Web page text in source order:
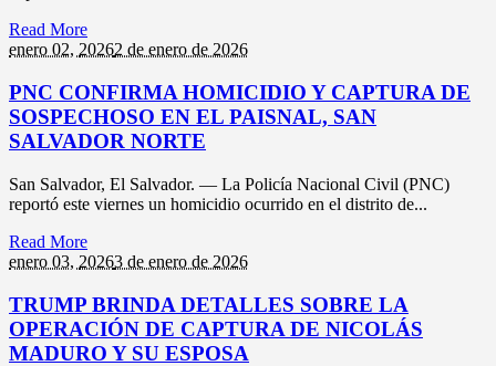
Read More
enero 02, 20262 de enero de 2026
PNC CONFIRMA HOMICIDIO Y CAPTURA DE
SOSPECHOSO EN EL PAISNAL, SAN
SALVADOR NORTE
San Salvador, El Salvador. — La Policía Nacional Civil (PNC)
reportó este viernes un homicidio ocurrido en el distrito de...
Read More
enero 03, 20263 de enero de 2026
TRUMP BRINDA DETALLES SOBRE LA
OPERACIÓN DE CAPTURA DE NICOLÁS
MADURO Y SU ESPOSA